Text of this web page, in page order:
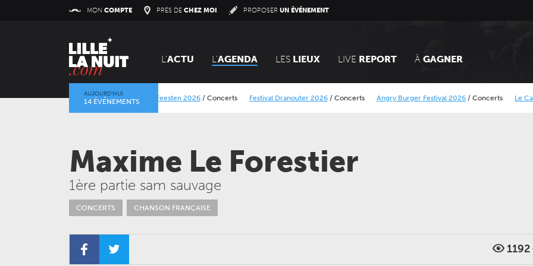
MON COMPTE PRÈS DE CHEZ MOI PROPOSERUN ÉVÉNEMENT
L'ACTU L'AGENDA LES LIEUX LIVE REPORT À GAGNER
AUJOURD’HUI
14 ÉVÉNEMENTS
Lokerse Feesten 2026/Concerts Festival Dranouter 2026/Concerts Angry Burger Festival 2026/Concerts Le Calais Street
Maxime Le Forestier
1ère partie sam sauvage
CONCERTS CHANSON FRANÇAISE
1192